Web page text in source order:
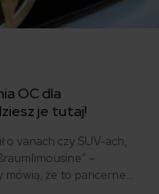
OC dla
je tutaj!
o vanach czy SUV-ach,
–
mówią, że to pancerne